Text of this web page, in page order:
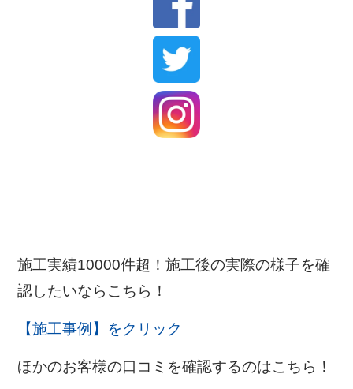
施工実績10000件超！施工後の実際の様子を確
認したいならこちら！
【施工事例】をクリック
ほかのお客様の口コミを確認するのはこちら！